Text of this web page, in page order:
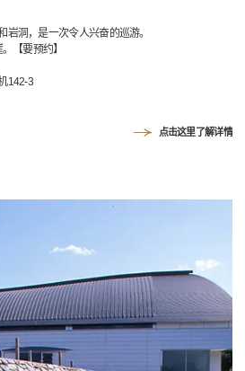
洞，是一次令人兴奋的巡游。
【要预约】
142-3
点击这里了解详情